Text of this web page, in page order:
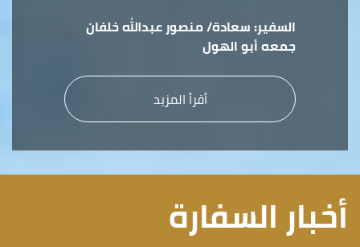
السفير: سعادة/ منصور عبدالله خلفان
جمعه أبو الهول
أقرأ المزيد
أخبار السفارة